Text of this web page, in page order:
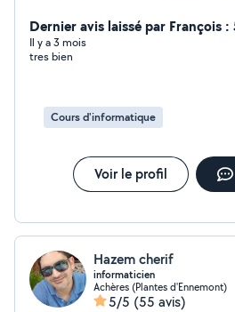
point internet je peux me
vous aider directement ou donner
Canada, aide aux personnes sous
avons un petit chien de 12 ans et
aux chiens un jardin clos de
vivent avec nous dans la maison .
Dernier avis laissé par François
Il y a 3 mois
tres bien
Cours d'informatique
Voir le profil
Hazem cherif
informaticien
Achères (Plantes d'Ennemont)
5/5 (55 avis)